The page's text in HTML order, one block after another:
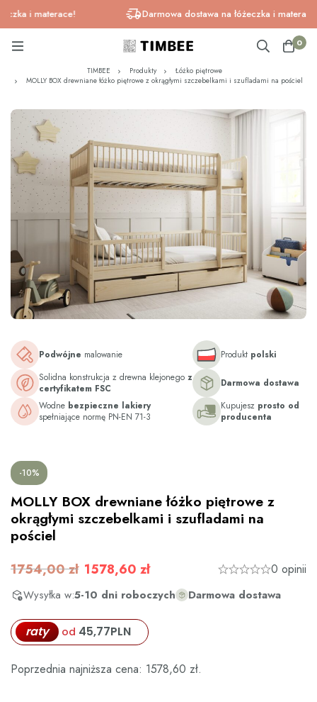
i materace! Darmowa dostawa na łóżeczka i materace!
0
TIMBEE Produkty
Łóżko piętrowe
MOLLY BOX drewniane łóżko piętrowe z okrągłymi szczebelkami i szufladami na pościel
Podwójne malowanie
Solidna konstrukcja z drewna klejonego z
certyfikatem FSC
Wodne bezpieczne lakiery
spełniające normę PN-EN 71-3
Produkt polski
Darmowa dostawa
Kupujesz prosto od
producenta
-10%
MOLLY BOX drewniane łóżko piętrowe z
okrągłymi szczebelkami i szufladami na
pościel
1754,00 zł 1578,60 zł 0 opinii
Wysyłka w:5-10 dni roboczych Darmowa dostawa
raty od 45,77PLN
Poprzednia najniższa cena: 1578,60 zł.